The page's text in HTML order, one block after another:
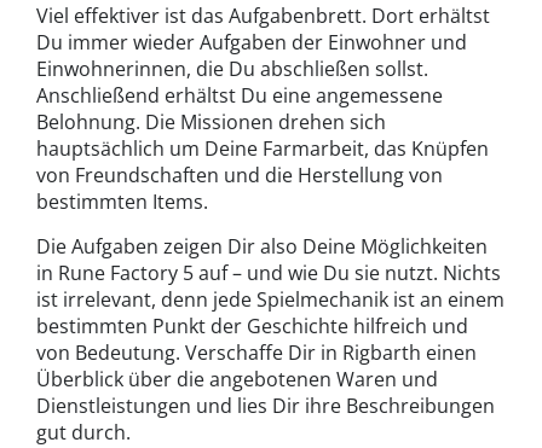
Viel effektiver ist das Aufgabenbrett. Dort erhältst
Du immer wieder Aufgaben der Einwohner und
Einwohnerinnen, die Du abschließen sollst.
Anschließend erhältst Du eine angemessene
Belohnung. Die Missionen drehen sich
hauptsächlich um Deine Farmarbeit, das Knüpfen
von Freundschaften und die Herstellung von
bestimmten Items.
Die Aufgaben zeigen Dir also Deine Möglichkeiten
in Rune Factory 5 auf – und wie Du sie nutzt. Nichts
ist irrelevant, denn jede Spielmechanik ist an einem
bestimmten Punkt der Geschichte hilfreich und
von Bedeutung. Verschaffe Dir in Rigbarth einen
Überblick über die angebotenen Waren und
Dienstleistungen und lies Dir ihre Beschreibungen
gut durch.